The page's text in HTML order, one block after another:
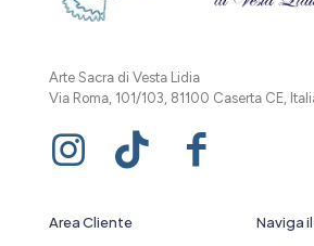
Arte Sacra di Vesta Lidia
Via Roma, 101/103, 81100 Caserta CE,
Area Cliente Naviga